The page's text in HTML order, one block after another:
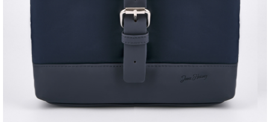
Да, все верно Изменить город